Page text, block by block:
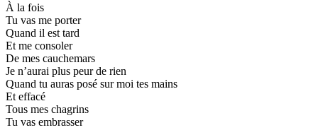
À la fois
Tu vas me porter
Quand il est tard
Et me consoler
De mes cauchemars
Je n’aurai plus peur de rien
Quand tu auras posé sur moi tes mains
Et effacé
Tous mes chagrins
Tu vas embrasser